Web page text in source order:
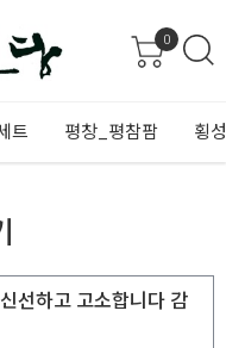
0
트 평창_평참팜 횡
선하고 고소합니다 감